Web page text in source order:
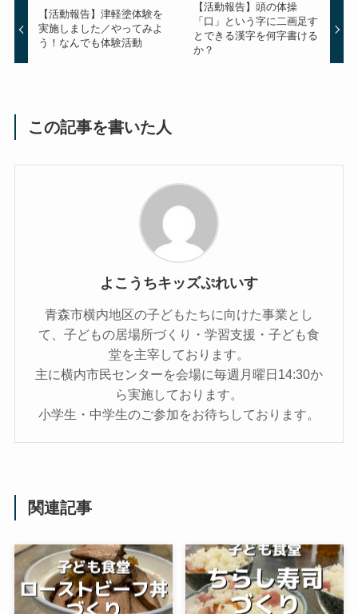
【活動報告】津軽塗体験を
実施しました／やってみよ
う！なんでも体験活動
【活動報告】頭の体操
「口」という字に二画足す
とできる漢字を何字書ける
か？
この記事を書いた人
よこうちキッズぷれいす
青森市横内地区の子どもたちに向けた事業とし
て、子どもの居場所づくり・学習支援・子ども食
堂を主宰しております。
主に横内市民センターを会場に毎週月曜日14:30か
ら実施しております。
小学生・中学生のご参加をお待ちしております。
関連記事